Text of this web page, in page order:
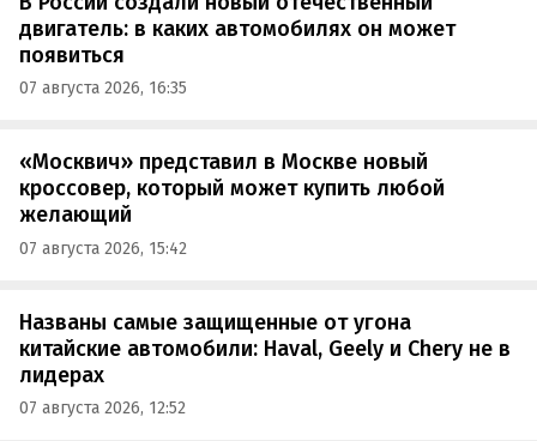
двигатель: в каких автомобилях он может
появиться
07 августа 2026, 16:35
«Москвич» представил в Москве новый
кроссовер, который может купить любой
желающий
07 августа 2026, 15:42
Названы самые защищенные от угона
китайские автомобили: Haval, Geely и Chery не в
лидерах
07 августа 2026, 12:52